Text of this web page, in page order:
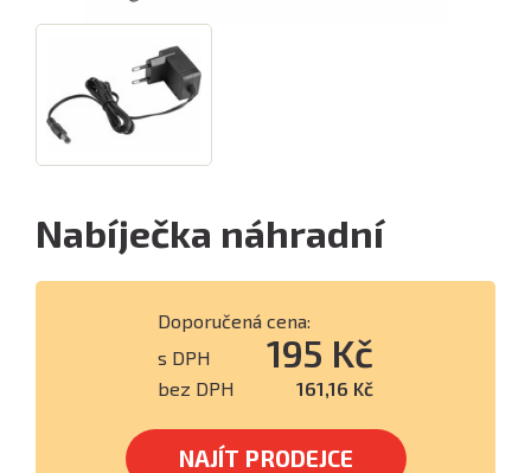
Nabíječka náhradní
Doporučená cena:
s DPH
195 Kč
bez DPH 161,16 Kč
NAJÍT PRODEJCE